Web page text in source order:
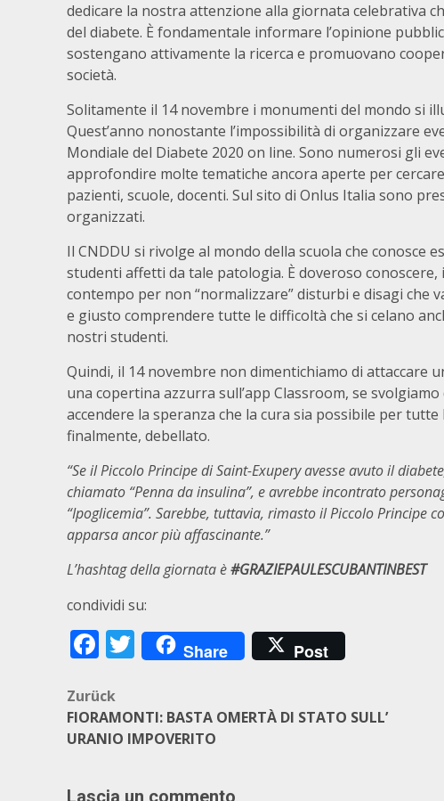
dedicare la nostra attenzione alla giornata celebrativa
del diabete. È fondamentale informare l’opinione
sostengano attivamente la ricerca e promuovano
società.
Solitamente il 14 novembre i monumenti del mondo si
Quest’anno nonostante l’impossibilità di organizzare
Mondiale del Diabete 2020 on line. Sono numerosi gli
approfondire molte tematiche ancora aperte per
pazienti, scuole, docenti. Sul sito di Onlus Italia sono
organizzati.
Il CNDDU si rivolge al mondo della scuola che conosce
studenti affetti da tale patologia. È doveroso
contempo per non “normalizzare” disturbi e disagi
e giusto comprendere tutte le difficoltà che si celano
nostri studenti.
Quindi, il 14 novembre non dimentichiamo di attaccare
una copertina azzurra sull’app Classroom, se
accendere la speranza che la cura sia possibile per
finalmente, debellato.
“Se il Piccolo Principe di Saint-Exupery avesse avuto il
chiamato “Penna da insulina”, e avrebbe incontrato
“Ipoglicemia”. Sarebbe, tuttavia, rimasto il Piccolo Principe
apparsa ancor più affascinante.”
L’hashtag della giornata è#GRAZIEPAULESCUBANTINBEST
condividi su:
Facebook
Twitter
Share Post
Beitragsnavigation
Zurück
FIORAMONTI: BASTA OMERTÀ DI STATO SULL’
URANIO IMPOVERITO
Lascia un commento